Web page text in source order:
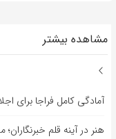
مشاهده بیشتر
آمادگی کامل فراجا برای
هنر در آینه قلم